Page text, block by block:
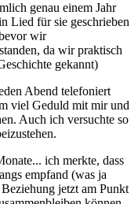
genau einem Jahr
Lied für sie geschrieben
wir
da wir praktisch
gekannt)
Abend telefoniert
viel Geduld mit mir und
Auch ich versuchte so
ich merkte, dass
empfand (was ja
jetzt am Punkt